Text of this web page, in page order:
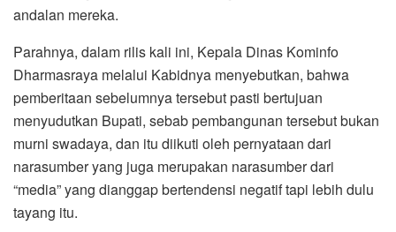
andalan mereka.
Parahnya, dalam rilis kali ini, Kepala Dinas Kominfo
Dharmasraya melalui Kabidnya menyebutkan, bahwa
pemberitaan sebelumnya tersebut pasti bertujuan
menyudutkan Bupati, sebab pembangunan tersebut bukan
murni swadaya, dan itu diikuti oleh pernyataan dari
narasumber yang juga merupakan narasumber dari
“media” yang dianggap bertendensi negatif tapi lebih dulu
tayang itu.